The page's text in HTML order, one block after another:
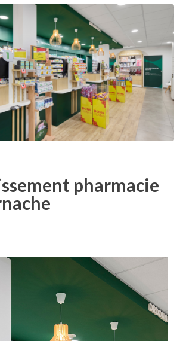
pharmacie